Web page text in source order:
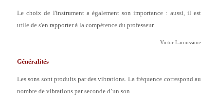
Le choix de l'instrument a également son importance : aussi, il est
utile de s'en rapporter à la compétence du professeur.
Victor Laroussinie
Généralités
Les sons sont produits par des vibrations. La fréquence correspond au
nombre de vibrations par seconde d’un son.